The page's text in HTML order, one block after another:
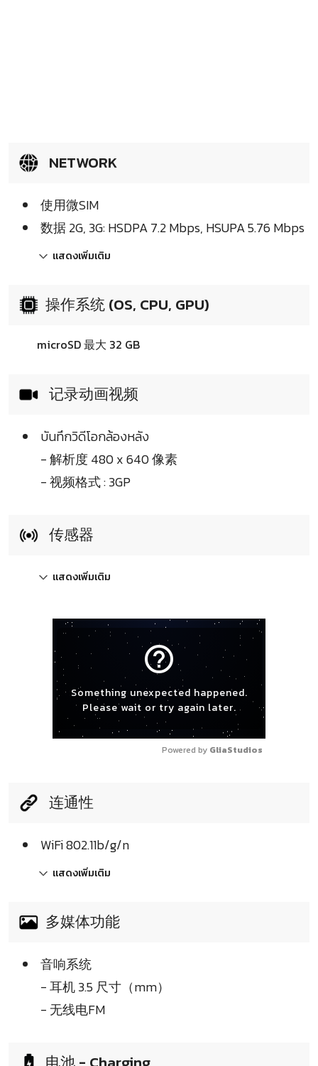
NETWORK
使用微SIM
数据 2G, 3G: HSDPA 7.2 Mbps, HSUPA 5.76 Mbps
แสดงเพิ่มเติม
操作系统 (OS, CPU, GPU)
microSD 最大 32 GB
记录动画视频
บันทึกวิดีโอกล้องหลัง
- 解析度 480 x 640 像素
- 视频格式 : 3GP
传感器
แสดงเพิ่มเติม
help_outline
Something unexpected happened.
Please wait or try again later.
Powered by GliaStudios
连通性
WiFi 802.11b/g/n
แสดงเพิ่มเติม
多媒体功能
音响系统
- 耳机 3.5 尺寸（mm）
- 无线电FM